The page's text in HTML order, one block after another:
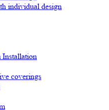
individual design
coverings